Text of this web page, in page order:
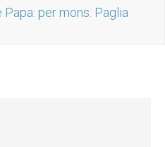
per mons. Paglia